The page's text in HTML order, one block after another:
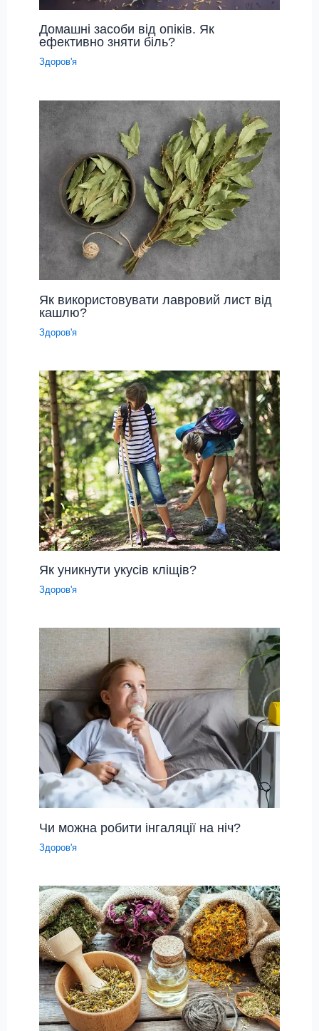
Домашні засоби від опіків. Як
ефективно зняти біль?
Здоров'я
Як використовувати лавровий лист від
кашлю?
Здоров'я
Як уникнути укусів кліщів?
Здоров'я
Чи можна робити інгаляції на ніч?
Здоров'я